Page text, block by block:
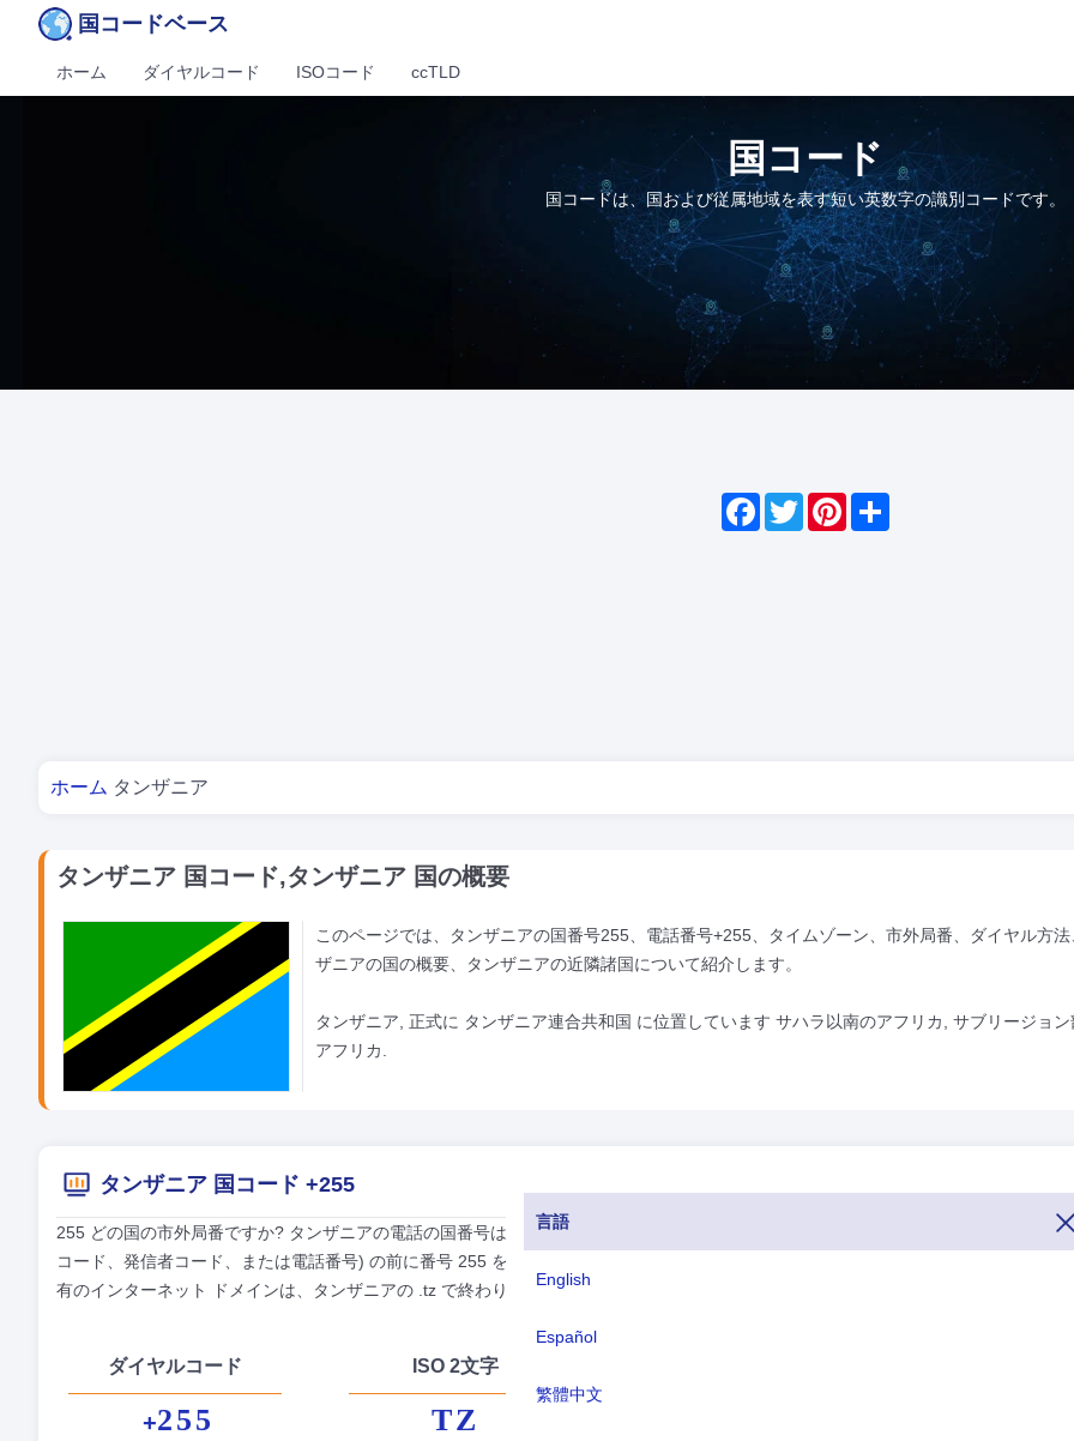
国コードベース
言語
English
Español
繁體中文
ホーム ダイヤルコード ISOコード ccTLD
国コード
国コードは、国および従属地域を表す短い英数字の識別コードです。
Facebook
Twitter
Pinterest
Share
あなたはここにいる
ホーム タンザニア
タンザニア 国コード,タンザニア 国の概要
このページでは、タンザニアの国番号255、電話番号+255、タイムゾーン、市外局番、ダイヤル方法
ザニアの国の概要、タンザニアの近隣諸国について紹介します。
タンザニア, 正式に タンザニア連合共和国 に位置しています サハラ以南のアフリカ, サブリージョン
アフリカ.
タンザニア 国コード +255
255 どの国の市外局番ですか? タンザニアの電話の国番号は 255 です。 他の国からタンザニアに電話したい場合は、電話番号全体 (ダ
コード、発信者コード、または電話番号) の前に番号 255 をダイヤルしてください。 タンザニアのトップ レベル ドメイン、TLD、ま
有のインターネット ドメインは、タンザニアの .tz で終わり、タンザニアの通貨名はタンザニア シリング(TZS) です。
ダイヤルコード
+255
ISO 2文字
TZ